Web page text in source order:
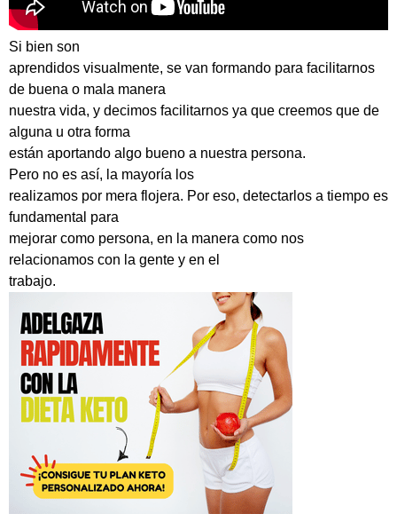
Si bien son
aprendidos visualmente, se van formando para facilitarnos
de buena o mala manera
nuestra vida, y decimos facilitarnos ya que creemos que de
alguna u otra forma
están aportando algo bueno a nuestra persona.
Pero no es así, la mayoría los
realizamos por mera flojera. Por eso, detectarlos a tiempo es
fundamental para
mejorar como persona, en la manera como nos
relacionamos con la gente y en el
trabajo.